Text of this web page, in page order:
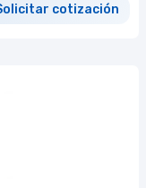
cotización